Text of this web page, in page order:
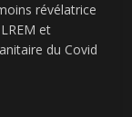
révélatrice
et
du Covid